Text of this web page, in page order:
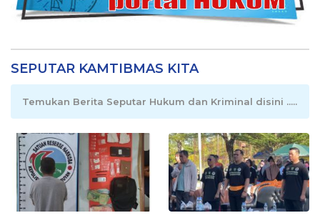
SEPUTAR KAMTIBMAS KITA
Temukan Berita Seputar Hukum dan Kriminal disini .....